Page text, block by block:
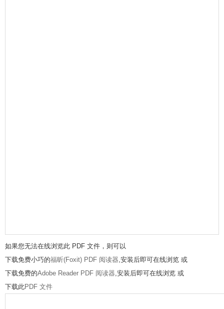
如果您无法在线浏览此 PDF 文件，则可以
下载免费小巧的福昕(Foxit) PDF 阅读器,安装后即可在线浏览 或
下载免费的Adobe Reader PDF 阅读器,安装后即可在线浏览 或
下载此PDF 文件